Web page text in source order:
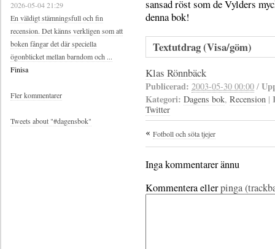
sansad röst som de Vylders
denna bok!
Textutdrag (Visa/göm)
Klas Rönnbäck
Publicerad: 2003-05-30 00:00 /
Kategori: Dagens bok, Recension |
Twitter
Fotboll och söta tjejer
Inga kommentarer ännu
Kommentera ellerpinga
2026-05-04 21:29
En väldigt stämningsfull och fin
recension. Det känns verkligen som att
boken fångar det där speciella
ögonblicket mellan barndom och ...
Finisa
Fler kommentarer
Tweets about "#dagensbok"